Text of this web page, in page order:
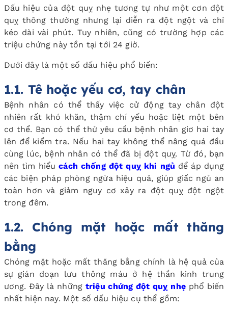
Dấu hiệu của đột quỵ nhẹ tương tự như một cơn đột
quỵ thông thường nhưng lại diễn ra đột ngột và chỉ
kéo dài vài phút. Tuy nhiên, cũng có trường hợp các
triệu chứng này tồn tại tới 24 giờ.
Dưới đây là một số dấu hiệu phổ biến:
1.1. Tê hoặc yếu cơ, tay chân
Bệnh nhân có thể thấy việc cử động tay chân đột
nhiên rất khó khăn, thậm chí yếu hoặc liệt một bên
cơ thể. Bạn có thể thử yêu cầu bệnh nhân giơ hai tay
lên để kiểm tra. Nếu hai tay không thể nâng quá đầu
cùng lúc, bệnh nhân có thể đã bị đột quỵ. Từ đó, bạn
nên tìm hiểucách chống đột quỵ khi ngủ để áp dụng
các biện pháp phòng ngừa hiệu quả, giúp giấc ngủ an
toàn hơn và giảm nguy cơ xảy ra đột quỵ đột ngột
trong đêm.
1.2. Chóng mặt hoặc mất thăng
bằng
Chóng mặt hoặc mất thăng bằng chính là hệ quả của
sự gián đoạn lưu thông máu ở hệ thần kinh trung
ương. Đây là những triệu chứng đột quỵ nhẹphổ biến
nhất hiện nay. Một số dấu hiệu cụ thể gồm: